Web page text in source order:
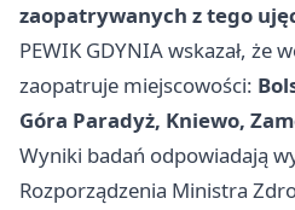
zaopatrywanych z tego
PEWIK GDYNIA wskazał, że
zaopatruje miejscowości:
Góra Paradyż, Kniewo,
Wyniki badań odpowiadają
Rozporządzenia Ministra